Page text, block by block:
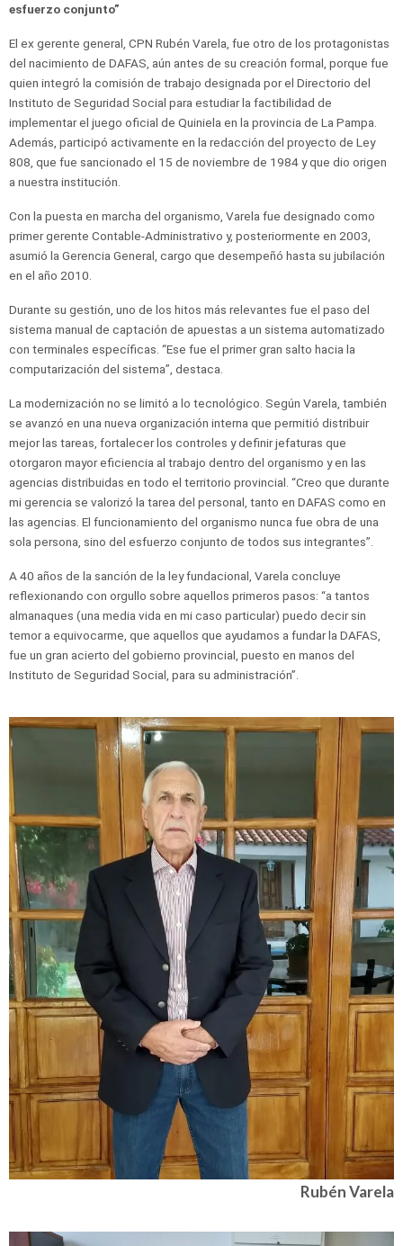
esfuerzo conjunto”
El ex gerente general, CPN Rubén Varela, fue otro de los protagonistas
del nacimiento de DAFAS, aún antes de su creación formal, porque fue
quien integró la comisión de trabajo designada por el Directorio del
Instituto de Seguridad Social para estudiar la factibilidad de
implementar el juego oficial de Quiniela en la provincia de La Pampa.
Además, participó activamente en la redacción del proyecto de Ley
808, que fue sancionado el 15 de noviembre de 1984 y que dio origen
a nuestra institución.
Con la puesta en marcha del organismo, Varela fue designado como
primer gerente Contable-Administrativo y, posteriormente en 2003,
asumió la Gerencia General, cargo que desempeñó hasta su jubilación
en el año 2010.
Durante su gestión, uno de los hitos más relevantes fue el paso del
sistema manual de captación de apuestas a un sistema automatizado
con terminales específicas. “Ese fue el primer gran salto hacia la
computarización del sistema”, destaca.
La modernización no se limitó a lo tecnológico. Según Varela, también
se avanzó en una nueva organización interna que permitió distribuir
mejor las tareas, fortalecer los controles y definir jefaturas que
otorgaron mayor eficiencia al trabajo dentro del organismo y en las
agencias distribuidas en todo el territorio provincial. “Creo que durante
mi gerencia se valorizó la tarea del personal, tanto en DAFAS como en
las agencias. El funcionamiento del organismo nunca fue obra de una
sola persona, sino del esfuerzo conjunto de todos sus integrantes”.
A 40 años de la sanción de la ley fundacional, Varela concluye
reflexionando con orgullo sobre aquellos primeros pasos: “a tantos
almanaques (una media vida en mi caso particular) puedo decir sin
temor a equivocarme, que aquellos que ayudamos a fundar la DAFAS,
fue un gran acierto del gobierno provincial, puesto en manos del
Instituto de Seguridad Social, para su administración”.
Rubén Varela